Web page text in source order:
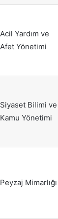
Acil Yardım ve
Afet Yönetimi
Siyaset Bilimi ve
Kamu Yönetimi
Peyzaj Mimarlığı